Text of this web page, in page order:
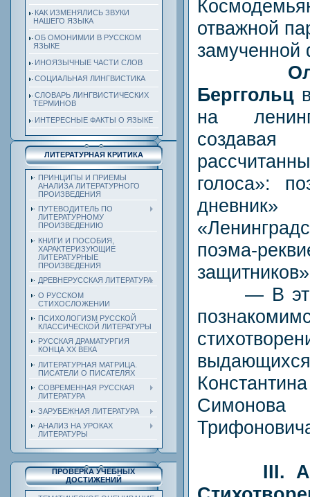
КАК ИЗМЕНЯЛИСЬ ЗВУКИ
НАШЕГО ЯЗЫКА
ОБ ОМОНИМИИ В РУССКОМ
ЯЗЫКЕ
ИНОЯЗЫЧНЫЕ ЧАСТИ СЛОВ
СОЦИАЛЬНАЯ ЛИНГВИСТИКА
СЛОВАРЬ ЛИНГВИСТИЧЕСКИХ
ТЕРМИНОВ
ИНТЕРЕСНЫЕ ФАКТЫ О ЯЗЫКЕ
ЛИТЕРАТУРНАЯ КРИТИКА
ПРИНЦИПЫ И ПРИЕМЫ
АНАЛИЗА ЛИТЕРАТУРНОГО
ПРОИЗВЕДЕНИЯ
ПУТЕВОДИТЕЛЬ ПО
ЛИТЕРАТУРНОМУ
ПРОИЗВЕДЕНИЮ
КНИГИ И ПОСОБИЯ,
ХАРАКТЕРИЗУЮЩИЕ
ЛИТЕРАТУРНЫЕ
ПРОИЗВЕДЕНИЯ
ДРЕВНЕРУССКАЯ ЛИТЕРАТУРА
О РУССКОМ
СТИХОСЛОЖЕНИИ
ПСИХОЛОГИЗМ РУССКОЙ
КЛАССИЧЕСКОЙ ЛИТЕРАТУРЫ
РУССКАЯ ДРАМАТУРГИЯ
КОНЦА ХХ ВЕКА
ЛИТЕРАТУРНАЯ МАТРИЦА.
ПИСАТЕЛИ О ПИСАТЕЛЯХ
СОВРЕМЕННАЯ РУССКАЯ
ЛИТЕРАТУРА
ЗАРУБЕЖНАЯ ЛИТЕРАТУРА
АНАЛИЗ НА УРОКАХ
ЛИТЕРАТУРЫ
ПРОВЕРКА УЧЕБНЫХ
ДОСТИЖЕНИЙ
отважной
Берггольц
на
голоса»:
поэма-
— В этом
III.